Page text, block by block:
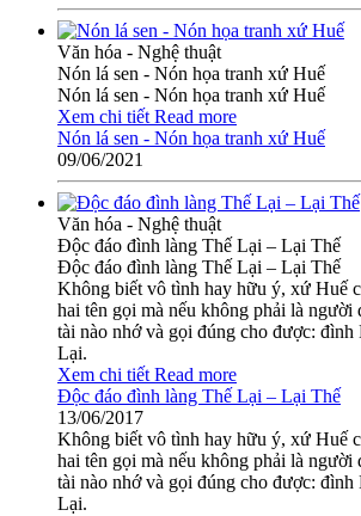
Văn hóa - Nghệ thuật
Nón lá sen - Nón họa tranh xứ Huế
Nón lá sen - Nón họa tranh xứ Huế
Xem chi tiết Read more
Nón lá sen - Nón họa tranh xứ Huế
09/06/2021
Văn hóa - Nghệ thuật
Độc đáo đình làng Thế Lại – Lại Thế
Độc đáo đình làng Thế Lại – Lại Thế
Không biết vô tình hay hữu ý, xứ Huế
hai tên gọi mà nếu không phải là người
tài nào nhớ và gọi đúng cho được:
Lại.
Xem chi tiết Read more
Độc đáo đình làng Thế Lại – Lại Thế
13/06/2017
Không biết vô tình hay hữu ý, xứ Huế
hai tên gọi mà nếu không phải là người
tài nào nhớ và gọi đúng cho được:
Lại.